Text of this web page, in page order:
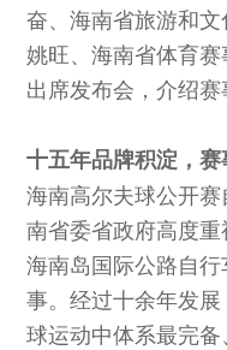
奋、海南省旅游和
姚旺、海南省体育
出席发布会，介绍赛
十五年品牌积淀，
海南高尔夫球公开
南省委省政府高度
海南岛国际公路自
事。经过十余年发
球运动中体系最完